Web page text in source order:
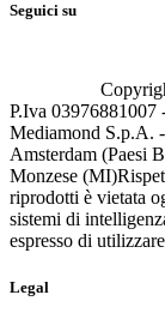
Seguici su
P.Iva
Mediamond S.p.A.
Amsterdam (Paesi
Monzese (MI)
riprodotti è vietata
sistemi di
espresso di
Legal